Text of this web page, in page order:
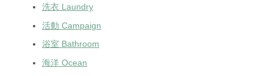
洗衣 Laundry
活動 Campaign
浴室 Bathroom
海洋 Ocean